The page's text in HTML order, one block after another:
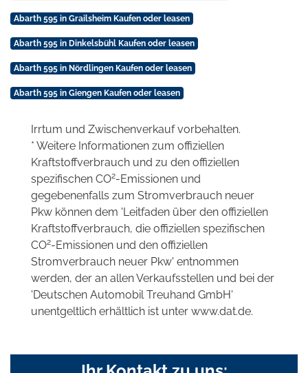
Abarth 595 in Grailsheim Kaufen oder leasen
Abarth 595 in Dinkelsbühl Kaufen oder leasen
Abarth 595 in Nördlingen Kaufen oder leasen
Abarth 595 in Giengen Kaufen oder leasen
Irrtum und Zwischenverkauf vorbehalten.
* Weitere Informationen zum offiziellen
Kraftstoffverbrauch und zu den offiziellen
spezifischen CO2-Emissionen und
gegebenenfalls zum Stromverbrauch neuer
Pkw können dem 'Leitfaden über den offiziellen
Kraftstoffverbrauch, die offiziellen spezifischen
CO2-Emissionen und den offiziellen
Stromverbrauch neuer Pkw' entnommen
werden, der an allen Verkaufsstellen und bei der
'Deutschen Automobil Treuhand GmbH'
unentgeltlich erhältlich ist unter www.dat.de.